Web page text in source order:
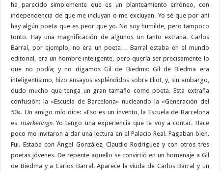
ha parecido simplemente que es un planteamiento erróneo, con
independencia de que me incluyan o me excluyan. Yo sé que por ahí
hay algún poeta que es peor que yo. No soy humilde, pero tampoco
tonto. Hay una magnificación de algunos un tanto extraña. Carlos
Barral, por ejemplo, no era un poeta… Barral estaba en el mundo
editorial, era un hombre inteligente, pero quería ser precisamente lo
que no podía; y no digamos Gil de Biedma: Gil de Biedma era
inteligentísimo, hizo ensayos espléndidos sobre Eliot, y, sin embargo,
dudo mucho que tenga un gran tamaño como poeta. Esta extraña
confusión: la «Escuela de Barcelona» nucleando la «Generación del
50». Un amigo mío dice: «Eso es un invento, la Escuela de Barcelona
es marketing». Yo tengo una experiencia que te voy a contar. Hace
poco me invitaron a dar una lectura en el Palacio Real. Pagaban bien.
Fui. Estaba con Ángel González, Claudio Rodríguez y con otros tres
poetas jóvenes. De repente aquello se convirtió en un homenaje a Gil
de Biedma y a Carlos Barral. Aparece la viuda de Carlos Barral y un